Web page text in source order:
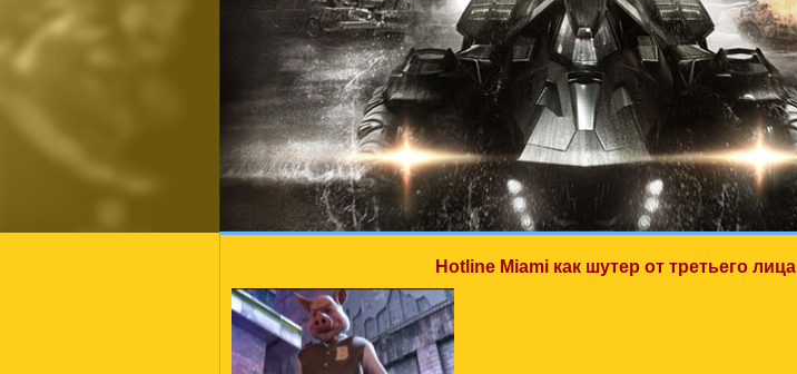
Hotline Miami как шутер от третьего лица